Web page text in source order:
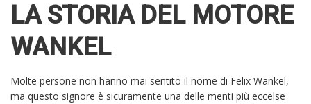
LA STORIA DEL MOTORE
WANKEL
Molte persone non hanno mai sentito il nome di Felix Wankel,
ma questo signore è sicuramente una delle menti più eccelse